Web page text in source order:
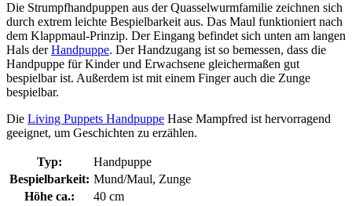
Die Strumpfhandpuppen aus der Quasselwurmfamilie zeichnen sich
durch extrem leichte Bespielbarkeit aus. Das Maul funktioniert nach
dem Klappmaul-Prinzip. Der Eingang befindet sich unten am langen
Hals derHandpuppe. Der Handzugang ist so bemessen, dass die
Handpuppe für Kinder und Erwachsene gleichermaßen gut
bespielbar ist. Außerdem ist mit einem Finger auch die Zunge
bespielbar.
Die Living Puppets Handpuppe Hase Mampfred ist hervorragend
geeignet, um Geschichten zu erzählen.
Typ:
Handpuppe
Bespielbarkeit: Mund/Maul, Zunge
Höhe ca.:
40 cm